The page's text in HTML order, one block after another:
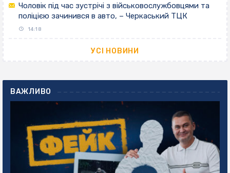
Чоловік під час зустрічі з військовослужбовцями та
поліцією зачинився в авто, – Черкаський ТЦК
14:18
УСІ НОВИНИ
ВАЖЛИВО